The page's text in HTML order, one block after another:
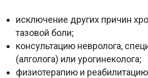
исключение других причин
тазовой боли;
консультацию невролога,
(алголога) или урогинеколога;
физиотерапию и